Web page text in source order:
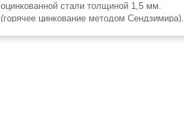
оцинкованной стали толщиной 1,5 мм.
(горячее цинкование методом Сендзимира).